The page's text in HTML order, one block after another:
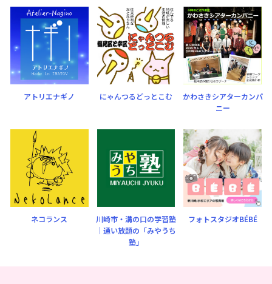
アトリエナギノ にゃんつるどっとこむ
かわさきシアターカンパ
ニー
ネコランス
川崎市・溝の口の学習塾
｜通い放題の「みやうち
塾」
フォトスタジオBÉBÉ